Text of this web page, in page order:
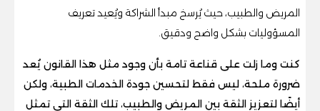
المريض والطبيب، حيث يُرسخ مبدأ الشراكة ويُعيد تعريف
المسؤوليات بشكل واضح ودقيق.
كنت وما زلت على قناعة تامة بأن وجود مثل هذا القانون يُعد
ضرورة ملحة، ليس فقط لتحسين جودة الخدمات الطبية، ولكن
أيضًا لتعزيز الثقة بين المريض والطبيب، تلك الثقة التي تمثل